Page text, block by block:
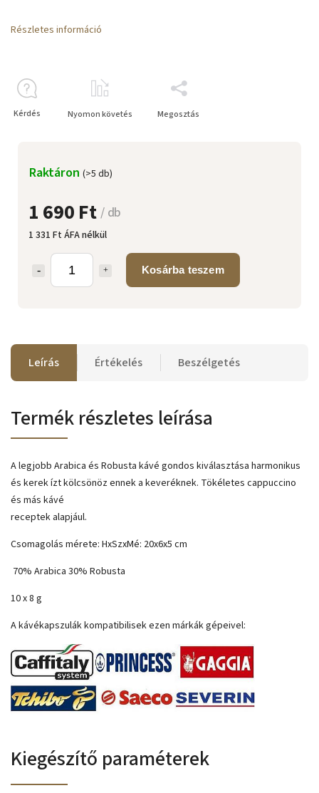
1 690 Ft/ db
1 331 Ft ÁFA nélkül
Kosárba teszem
Raktáron (>5 db)
Részletes információ
Kérdés Nyomon követés Megosztás
Leírás Értékelés Beszélgetés
Termék részletes leírása
A legjobb Arabica és Robusta kávé gondos kiválasztása harmonikus
és kerek ízt kölcsönöz ennek a keveréknek. Tökéletes cappuccino
és más kávé
receptek alapjául.
Csomagolás mérete: HxSzxMé: 20x6x5 cm
70% Arabica 30% Robusta
10 x 8 g
A kávékapszulák kompatibilisek ezen márkák gépeivel:
Kiegészítő paraméterek